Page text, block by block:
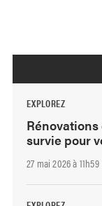
EXPLOREZ
Rénovations
survie pour
27 mai 2026 à 11h59